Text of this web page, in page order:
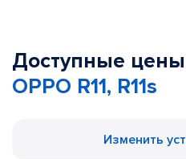
Доступные
OPPO R11, R11s
Изменить